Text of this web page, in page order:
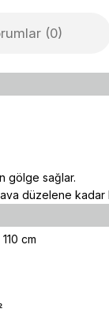
(0)
gölge sağlar.
düzelene kadar
cm